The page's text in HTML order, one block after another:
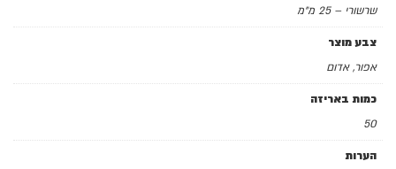
שרשורי – 25 מ"מ
צבע מוצר
אפור, אדום
כמות באריזה
50
הערות